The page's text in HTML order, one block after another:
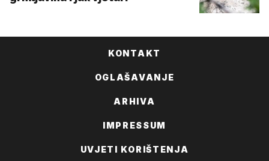
KONTAKT
OGLAŠAVANJE
ARHIVA
IMPRESSUM
UVJETI KORIŠTENJA